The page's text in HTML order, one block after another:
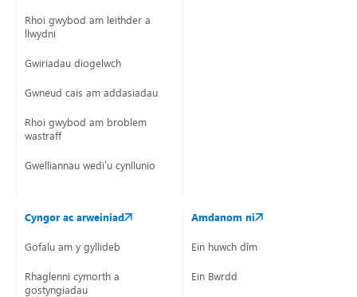
Rhoi gwybod am leithder a
llwydni
Gwiriadau diogelwch
Gwneud cais am addasiadau
Rhoi gwybod am broblem
wastraff
Gwelliannau wedi’u cynllunio
Cyngor ac arweiniad
Gofalu am y gyllideb
Rhaglenni cymorth a
gostyngiadau
Amdanom ni
Ein huwch dîm
Ein Bwrdd